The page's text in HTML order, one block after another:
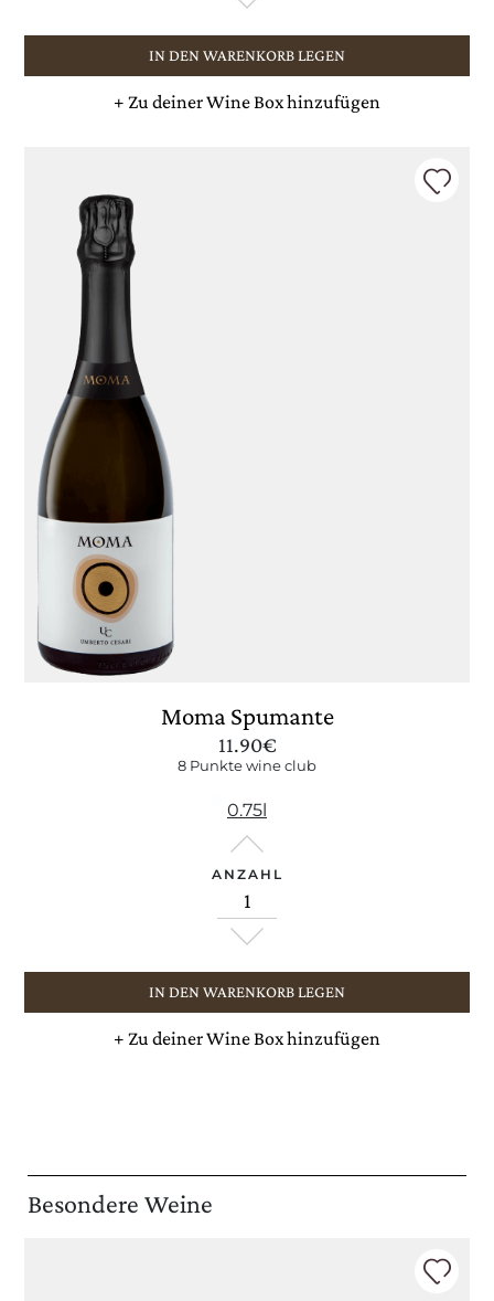
IN DEN WARENKORB LEGEN
+ Zu deiner Wine Box hinzufügen
Moma Spumante
11.90€
8 Punkte wine club
0.75l
ANZAHL
IN DEN WARENKORB LEGEN
+ Zu deiner Wine Box hinzufügen
Besondere Weine